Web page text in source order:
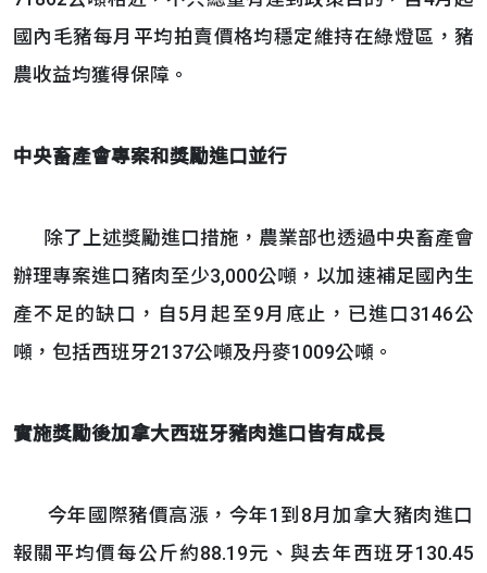
國內毛豬每月平均拍賣價格均穩定維持在綠燈區，豬
農收益均獲得保障。
中央畜產會專案和獎勵進口並行
除了上述獎勵進口措施，農業部也透過中央畜產會
辦理專案進口豬肉至少3,000公噸，以加速補足國內生
產不足的缺口，自5月起至9月底止，已進口3146公
噸，包括西班牙2137公噸及丹麥1009公噸。
實施獎勵後加拿大西班牙豬肉進口皆有成長
今年國際豬價高漲， 今年1到8月加拿大豬肉進口
報關平均價每公斤約88.19元、與去年西班牙130.45